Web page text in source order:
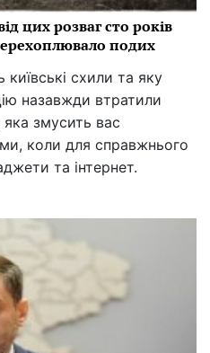
цих розваг сто років
подих
схили та яку
назавжди втратили
яка змусить вас
коли для справжнього
та інтернет.